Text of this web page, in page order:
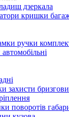
дзеркала
кришки
ручки
захисти
поворотів